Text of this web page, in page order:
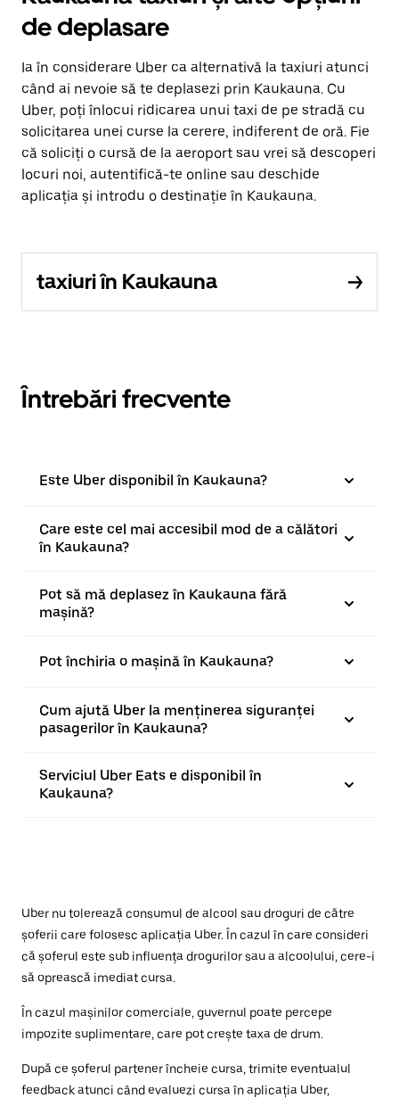
de deplasare
Ia în considerare Uber ca alternativă la taxiuri atunci
când ai nevoie să te deplasezi prin Kaukauna. Cu
Uber, poți înlocui ridicarea unui taxi de pe stradă cu
solicitarea unei curse la cerere, indiferent de oră. Fie
că soliciți o cursă de la aeroport sau vrei să descoperi
locuri noi, autentifică-te online sau deschide
aplicația și introdu o destinație în Kaukauna.
taxiuri în Kaukauna
Întrebări frecvente
Este Uber disponibil în Kaukauna?
Care este cel mai accesibil mod de a călători
în Kaukauna?
Pot să mă deplasez în Kaukauna fără
mașină?
Pot închiria o mașină în Kaukauna?
Cum ajută Uber la menținerea siguranței
pasagerilor în Kaukauna?
Serviciul Uber Eats e disponibil în
Kaukauna?
Uber nu tolerează consumul de alcool sau droguri de către
șoferii care folosesc aplicația Uber. În cazul în care consideri
că șoferul este sub influența drogurilor sau a alcoolului, cere-i
să oprească imediat cursa.
În cazul mașinilor comerciale, guvernul poate percepe
impozite suplimentare, care pot crește taxa de drum.
După ce șoferul partener încheie cursa, trimite eventualul
feedback atunci când evaluezi cursa în aplicația Uber,